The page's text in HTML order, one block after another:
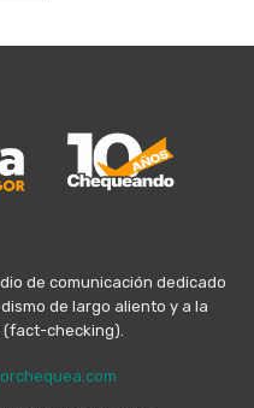
de comunicación dedicado
de largo aliento y a la
(fact-checking).